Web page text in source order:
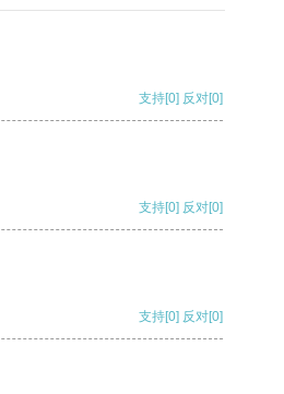
支持[0] 反对[0]
支持[0] 反对[0]
支持[0] 反对[0]